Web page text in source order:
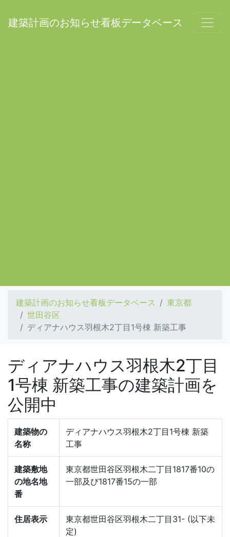
建築計画のお知らせ看板データベース
建築計画のお知らせ看板データベース
東京都
世田谷区
ディアナハウス羽根木2丁目1号棟 新築工事
ディアナハウス羽根木2丁目
1号棟 新築工事の建築計画を
公開中
建築物の
名称
ディアナハウス羽根木2丁目1号棟 新築
工事
建築敷地
の地名地
番
東京都世田谷区羽根木二丁目1817番10の
一部及び1817番15の一部
住居表示
東京都世田谷区羽根木二丁目31- (以下未
定)